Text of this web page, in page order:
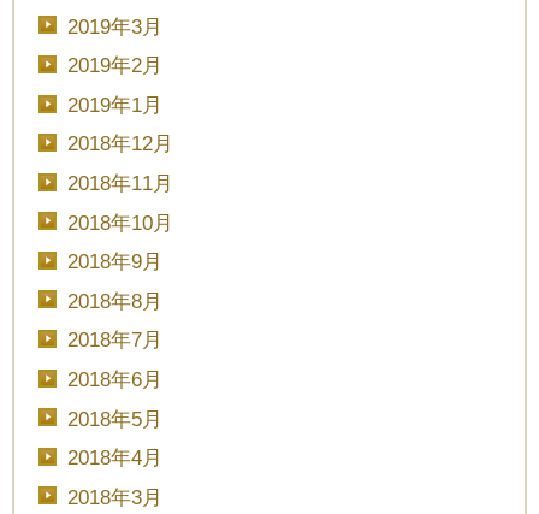
2019年3月
2019年2月
2019年1月
2018年12月
2018年11月
2018年10月
2018年9月
2018年8月
2018年7月
2018年6月
2018年5月
2018年4月
2018年3月